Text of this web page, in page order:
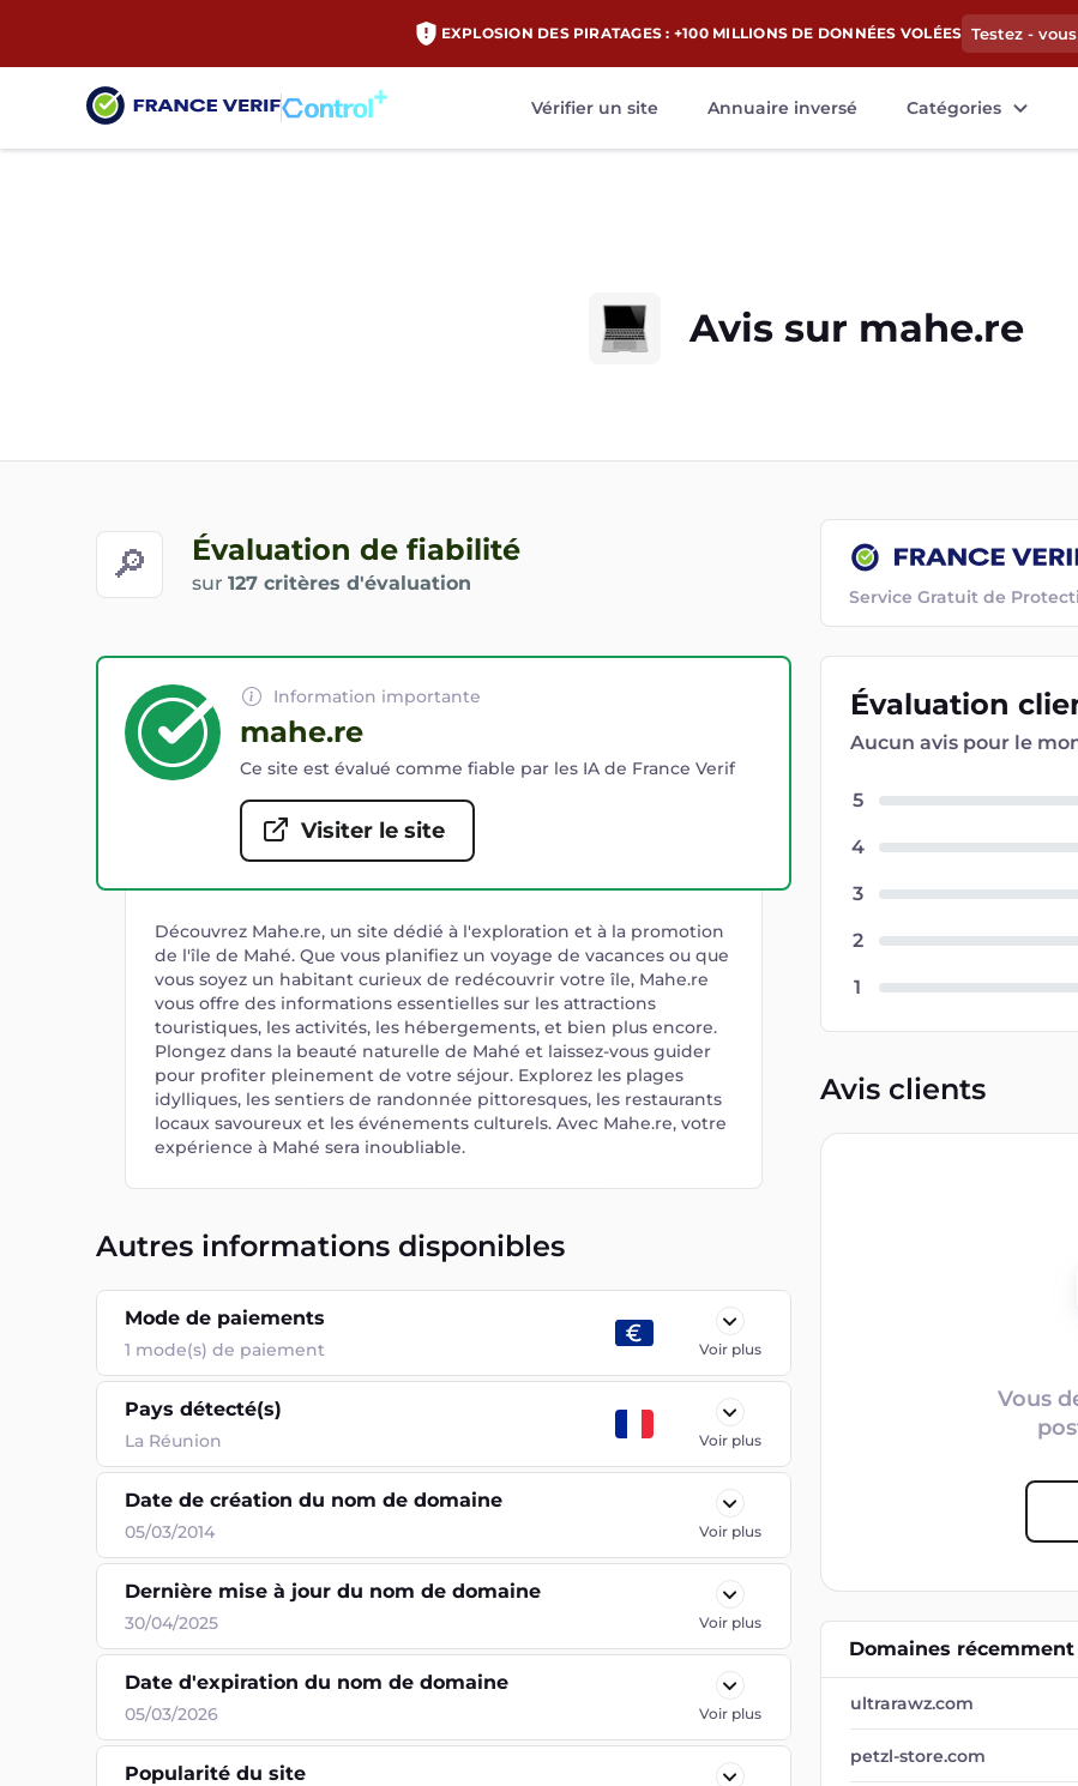
EXPLOSION DES PIRATAGES : +100 MILLIONS DE DONNÉES VOLÉES Testez -
Vérifier un site Annuaire inversé Catégories
Avis sur mahe.re
🔎 Évaluation de fiabilité
sur 127 critères d'évaluation
Service Gratuit de
Information importante
mahe.re
Ce site est évalué comme fiable par les IA de France Verif
Visiter le site
Découvrez Mahe.re, un site dédié à l'exploration et à la promotion
de l'île de Mahé. Que vous planifiez un voyage de vacances ou que
vous soyez un habitant curieux de redécouvrir votre île, Mahe.re
vous offre des informations essentielles sur les attractions
touristiques, les activités, les hébergements, et bien plus encore.
Plongez dans la beauté naturelle de Mahé et laissez-vous guider
pour profiter pleinement de votre séjour. Explorez les plages
idylliques, les sentiers de randonnée pittoresques, les restaurants
locaux savoureux et les événements culturels. Avec Mahe.re, votre
expérience à Mahé sera inoubliable.
Autres informations disponibles
Mode de paiements
1 mode(s) de paiement Voir plus
Pays détecté(s)
La Réunion Voir plus
Date de création du nom de domaine
05/03/2014 Voir plus
Dernière mise à jour du nom de domaine
30/04/2025 Voir plus
Date d'expiration du nom de domaine
05/03/2026 Voir plus
Popularité du site
Évaluation
Aucun avis pour le
5
4
3
2
1
Avis clients
Vous
Domaines
ultrarawz.com
petzl-store.com